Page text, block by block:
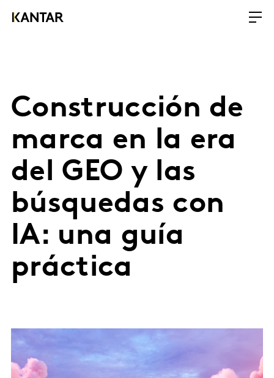
Construcción de
marca en la era
del GEO y las
búsquedas con
IA: una guía
práctica